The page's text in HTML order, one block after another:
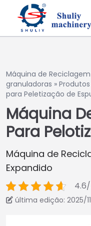
Máquina de
granuladoras » Produtos
para Peletização de
Máquina
Para
Máquina de
Expandido
última edição: 2025/